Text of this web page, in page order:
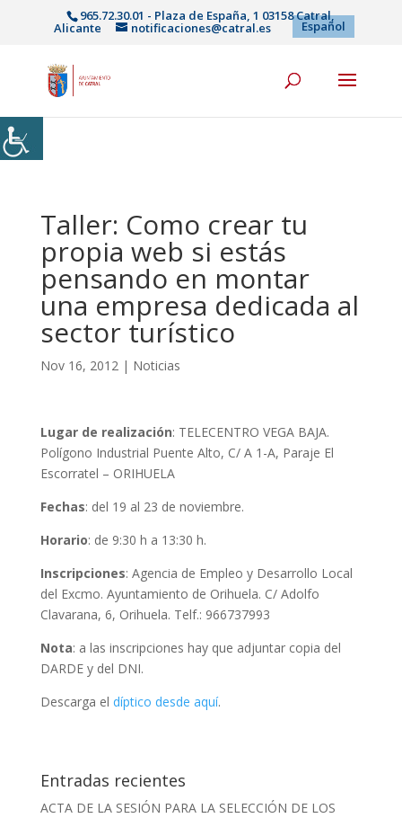
965.72.30.01 - Plaza de España, 1 03158 Catral,
Alicante notificaciones@catral.es Español
Taller: Como crear tu
propia web si estás
pensando en montar
una empresa dedicada al
sector turístico
Nov 16, 2012| Noticias
Lugar de realización: TELECENTRO VEGA BAJA.
Polígono Industrial Puente Alto, C/ A 1-A, Paraje El
Escorratel – ORIHUELA
Fechas: del 19 al 23 de noviembre.
Horario: de 9:30 h a 13:30 h.
Inscripciones: Agencia de Empleo y Desarrollo Local
del Excmo. Ayuntamiento de Orihuela. C/ Adolfo
Clavarana, 6, Orihuela. Telf.: 966737993
Nota: a las inscripciones hay que adjuntar copia del
DARDE y del DNI.
Descarga el díptico desde aquí.
Entradas recientes
ACTA DE LA SESIÓN PARA LA SELECCIÓN DE LOS